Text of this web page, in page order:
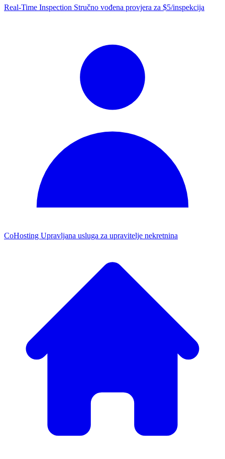
Real-Time Inspection Stručno vođena provjera za $5/inspekcija
CoHosting Upravljana usluga za upravitelje nekretnina